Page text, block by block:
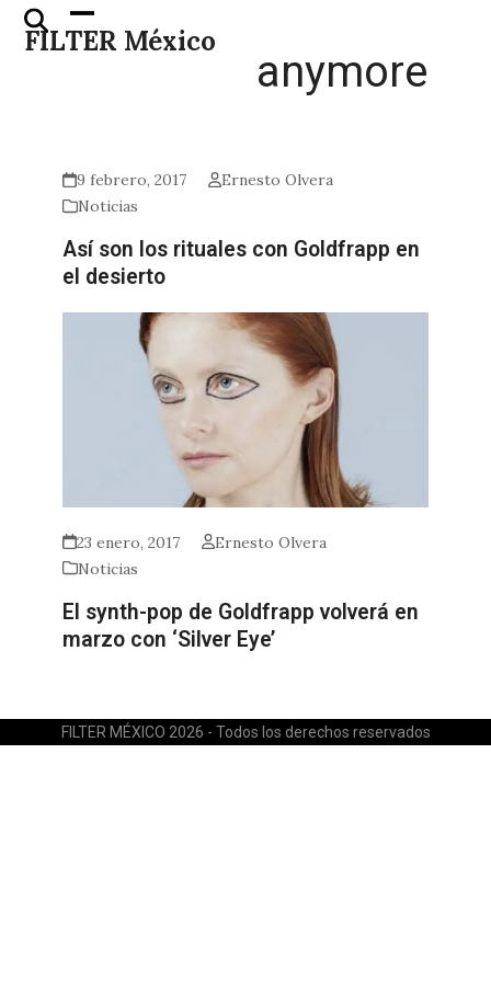
Skip
FILTER México
Open
mobile
Close
mobile
anymore
9 febrero, 2017
Ernesto Olvera
Noticias
Así son los rituales con Goldfrapp en
el desierto
23 enero, 2017
Ernesto Olvera
Noticias
El synth-pop de Goldfrapp volverá en
marzo con ‘Silver Eye’
FILTER MÉXICO 2026 - Todos los derechos reservados